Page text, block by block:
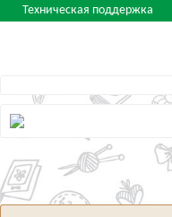
Техническая поддержка